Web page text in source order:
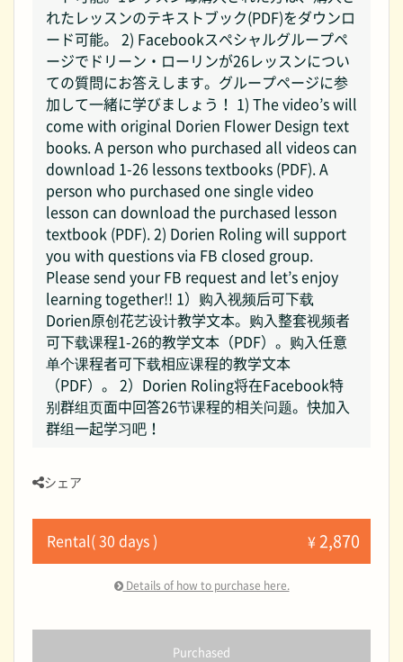
れたレッスンのテキストブック(PDF)をダウンロ
ード可能。 2) Facebookスペシャルグループペ
ージでドリーン・ローリンが26レッスンについ
ての質問にお答えします。グループページに参
加して一緒に学びましょう！ 1) The video’s will
come with original Dorien Flower Design text
books. A person who purchased all videos can
download 1-26 lessons textbooks (PDF). A
person who purchased one single video
lesson can download the purchased lesson
textbook (PDF). 2) Dorien Roling will support
you with questions via FB closed group.
Please send your FB request and let’s enjoy
learning together!! 1）购入视频后可下载
Dorien原创花艺设计教学文本。购入整套视频者
可下载课程1-26的教学文本（PDF）。购入任意
单个课程者可下载相应课程的教学文本
（PDF）。 2）Dorien Roling将在Facebook特
别群组页面中回答26节课程的相关问题。快加入
群组一起学习吧！
シェア
Rental( 30 days ) ¥2,870
Details of how to purchase here.
Purchased